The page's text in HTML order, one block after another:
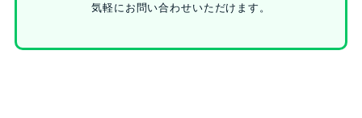
気軽にお問い合わせいただけます。